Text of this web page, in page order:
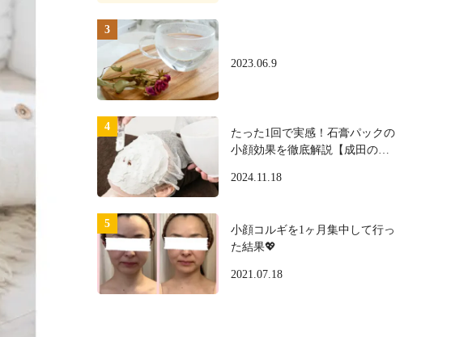
2023.06.9
たった1回で実感！石膏パックの
小顔効果を徹底解説【成田のプ
2024.11.18
小顔コルギを1ヶ月集中して行っ
た結果💖
2021.07.18